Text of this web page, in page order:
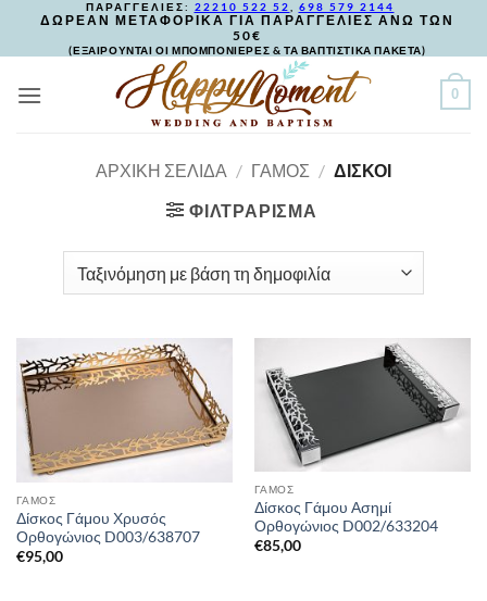
ΠΑΡΑΓΓΕΛΙΕΣ: 22210 522 52 698 579 2144
ΔΩΡΕΑΝ ΜΕΤΑΦΟΡΙΚΑ ΓΙΑ ΠΑΡΑΓΓΕΛΙΕΣ ΑΝΩ ΤΩΝ
50€
(ΕΞΑΙΡΟΥΝΤΑΙ ΟΙ ΜΠΟΜΠΟΝΙΕΡΕΣ & ΤΑ ΒΑΠΤΙΣΤΙΚΑ ΠΑΚΕΤΑ)
0
ΑΡΧΙΚΉ ΣΕΛΊΔΑ / ΓΑΜΟΣ / ΔΙΣΚΟΙ
ΦΙΛΤΡΆΡΙΣΜΑ
ΓΑΜΟΣ
Δίσκος Γάμου Χρυσός
Ορθογώνιος D003/638707
€95,00
ΓΑΜΟΣ
Δίσκος Γάμου Ασημί
Ορθογώνιος D002/633204
€85,00